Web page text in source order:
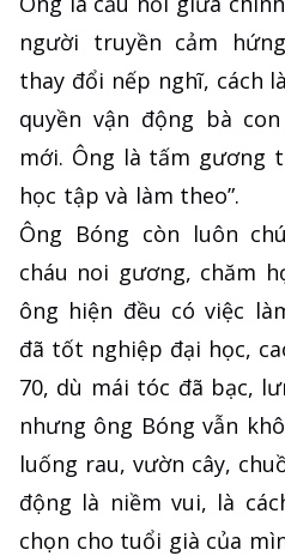
người truyền cảm
thay đổi nếp nghĩ, cách
quyền vận động bà
mới. Ông là tấm gương
học tập và làm theo”.
Ông Bóng còn luôn
cháu noi gương, chăm
ông hiện đều có việc
đã tốt nghiệp đại học,
70, dù mái tóc đã bạc,
nhưng ông Bóng vẫn
luống rau, vườn cây,
động là niềm vui, là
chọn cho tuổi già của